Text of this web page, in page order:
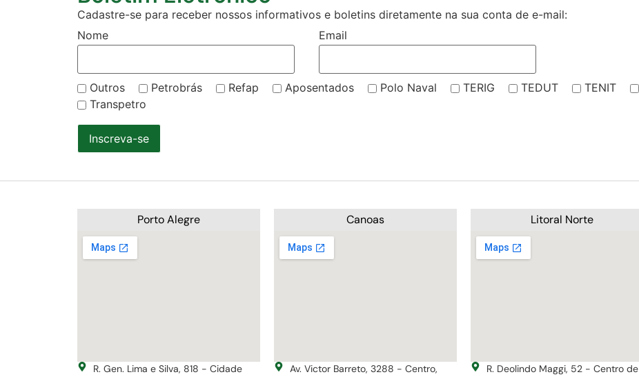
Cadastre-se para receber nossos informativos e boletins diretamente na sua conta de e-mail:
Nome
Email
Outros Petrobrás Refap Aposentados Polo Naval TERIG TEDUT TENIT
Transpetro
Inscreva-se
Porto Alegre
R. Gen. Lima e Silva, 818 - Cidade
Canoas
Av. Victor Barreto, 3288 - Centro,
Litoral Norte
R. Deolindo Maggi, 52 - Centro de